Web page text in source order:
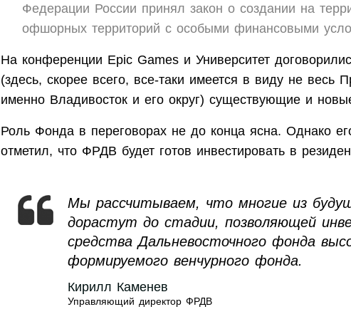
Федерации России принял закон о создании на
офшорных территорий с особыми финансовыми
На конференции Epic Games и Университет
(здесь, скорее всего, все-таки имеется в виду не весь
именно Владивосток и его округ) существующие и
Роль Фонда в переговорах не до конца ясна. Однако
отметил, что ФРДВ будет готов инвестировать в
Мы рассчитываем, что многие из
дорастут до стадии, позволяющей
средства Дальневосточного фонда
формируемого венчурного фонда.
Кирилл Каменев
Управляющий директор ФРДВ